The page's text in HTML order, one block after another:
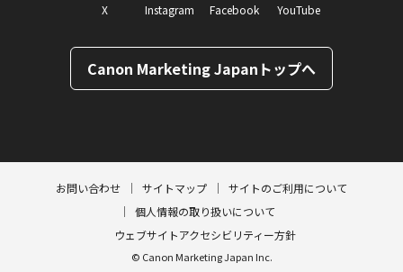
X Instagram Facebook YouTube
Canon Marketing Japanトップへ
お問い合わせ サイトマップ
サイトのご利用について
個人情報の取り扱いについて
ウェブサイトアクセシビリティー方針
© Canon Marketing Japan Inc.